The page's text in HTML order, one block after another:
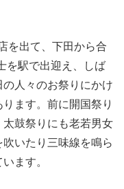
を出て、下田から合
を駅で出迎え、しば
人々のお祭りにかけ
ます。前に開国祭り
鼓祭りにも老若男女
いたり三味線を鳴ら
ます。